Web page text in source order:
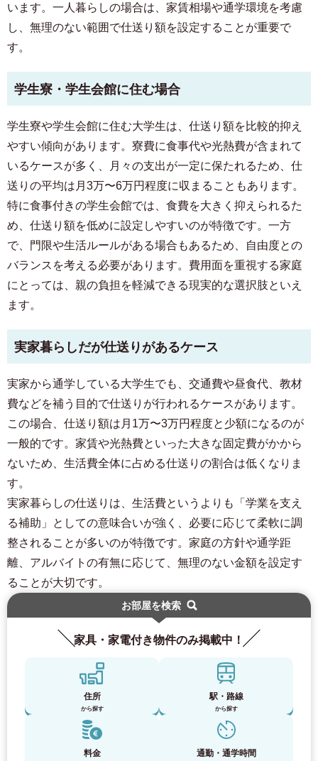
います。一人暮らしの場合は、家賃相場や通学環境を考慮
し、無理のない範囲で仕送り額を設定することが重要で
す。
学生寮・学生会館に住む場合
学生寮や学生会館に住む大学生は、仕送り額を比較的抑え
やすい傾向があります。寮費に食事代や光熱費が含まれて
いるケースが多く、月々の支出が一定に保たれるため、仕
送りの平均は月3万〜6万円程度に収まることもあります。
特に食事付きの学生会館では、食費を大きく抑えられるた
め、仕送り額を低めに設定しやすいのが特徴です。一方
で、門限や生活ルールがある場合もあるため、自由度との
バランスを考える必要があります。費用面を重視する家庭
にとっては、親の負担を軽減できる現実的な選択肢といえ
ます。
実家暮らしだが仕送りがあるケース
実家から通学している大学生でも、交通費や昼食代、教材
費などを補う目的で仕送りが行われるケースがあります。
この場合、仕送り額は月1万〜3万円程度と少額になるのが
一般的です。家賃や光熱費といった大きな固定費がかから
ないため、生活費全体に占める仕送りの割合は低くなりま
す。
実家暮らしの仕送りは、生活費というよりも「学業を支え
る補助」としての意味合いが強く、必要に応じて柔軟に調
整されることが多いのが特徴です。家庭の方針や通学距
離、アルバイトの有無に応じて、無理のない金額を設定す
ることが大切です。
お部屋を検索
家具・家電付き物件のみ掲載中！
住所
から探す
駅・路線
から探す
料金 通勤・通学時間